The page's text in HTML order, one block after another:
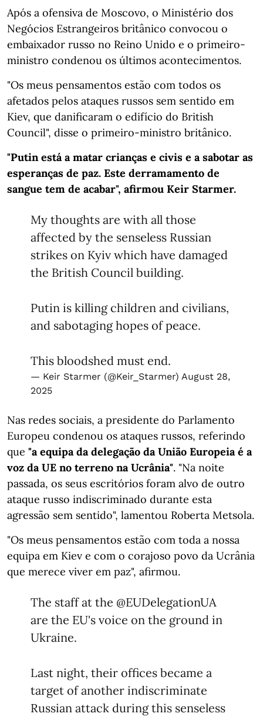
Após a ofensiva de Moscovo, o Ministério dos
Negócios Estrangeiros britânico convocou o
embaixador russo no Reino Unido e o primeiro-
ministro condenou os últimos acontecimentos.
"Os meus pensamentos estão com todos os
afetados pelos ataques russos sem sentido em
Kiev, que danificaram o edifício do British
Council", disse o primeiro-ministro britânico.
"Putin está a matar crianças e civis e a sabotar as
esperanças de paz. Este derramamento de
sangue tem de acabar", afirmou Keir Starmer.
My thoughts are with all those
affected by the senseless Russian
strikes on Kyiv which have damaged
the British Council building.
Putin is killing children and civilians,
and sabotaging hopes of peace.
This bloodshed must end.
— Keir Starmer (@Keir_Starmer) August 28,
2025
Nas redes sociais, a presidente do Parlamento
Europeu condenou os ataques russos, referindo
que "a equipa da delegação da União Europeia é a
voz da UE no terreno na Ucrânia". "Na noite
passada, os seus escritórios foram alvo de outro
ataque russo indiscriminado durante esta
agressão sem sentido", lamentou Roberta Metsola.
"Os meus pensamentos estão com toda a nossa
equipa em Kiev e com o corajoso povo da Ucrânia
que merece viver em paz", afirmou.
The staff at the @EUDelegationUA
are the EU's voice on the ground in
Ukraine.
Last night, their offices became a
target of another indiscriminate
Russian attack during this senseless